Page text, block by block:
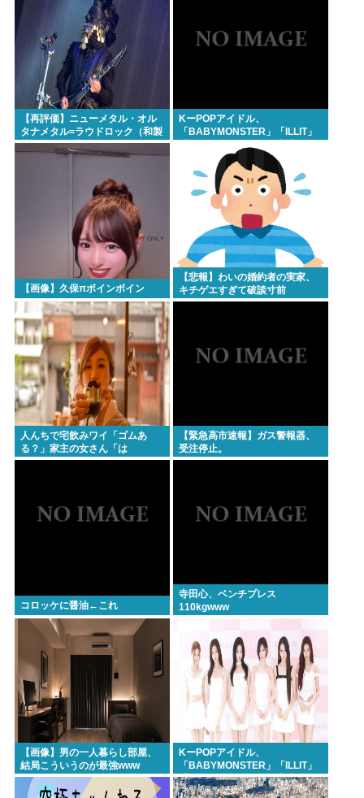
【再評価】ニューメタル・オル
タナメタル=ラウドロック（和製
英語）がZに刺さってるらしい。
お前らがキッズの頃好きだった
KーPOPアイドル、
「BABYMONSTER」「ILLIT」
【画像】久保πボインボイン
【悲報】わいの婚約者の実家、
キチゲエすぎて破談寸前
人んちで宅飲みワイ「ゴムあ
る？」家主の女さん「は
ぁ？！」⇒結果www
【緊急高市速報】ガス警報器、
受注停止。
コロッケに醤油←これ
寺田心、ベンチプレス
110kgwww
【画像】男の一人暮らし部屋、
結局こういうのが最強www
KーPOPアイドル、
「BABYMONSTER」「ILLIT」
「RESCENE」の三国志時代に
突入！